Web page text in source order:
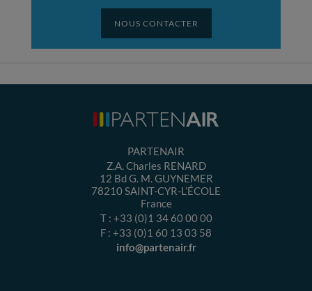
NOUS CONTACTER
PARTENAIR
Z.A. Charles RENARD
12 Bd G. M. GUYNEMER
78210SAINT-CYR-L’ÉCOLE
France
T : +33 (0)1 34 60 00 00
F : +33 (0)1 60 13 03 58
info@partenair.fr